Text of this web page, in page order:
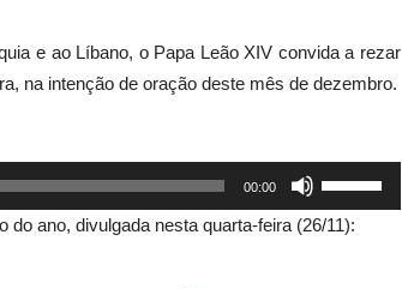
e ao Líbano, o Papa Leão XIV convida a rezar
na intenção de oração deste mês de dezembro.
00:00
as
setas
ano, divulgada nesta quarta-feira (26/11):